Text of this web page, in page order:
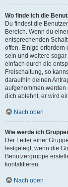
Wo finde ich die
Du findest die
Bereich. Wenn du
entsprechenden
offen. Einige erfordern
sein und weitere sogar
einfach durch die
Freischaltung, so
daraufhin deinen
aufgenommen werden
dich ablehnt, er wird
Nach oben
Wie werde ich
Der Leiter einer
festgelegt, wenn die
Benutzergruppe
kontaktieren.
Nach oben